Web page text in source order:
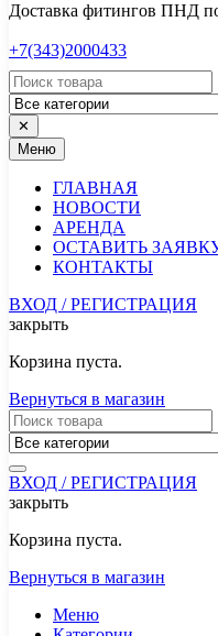
Доставка фитингов ПНД
+7(343)2000433
✕
Меню
ГЛАВНАЯ
НОВОСТИ
АРЕНДА
ОСТАВИТЬ
КОНТАКТЫ
ВХОД / РЕГИСТРАЦИЯ
закрыть
Корзина пуста.
Вернуться в магазин
ВХОД / РЕГИСТРАЦИЯ
закрыть
Корзина пуста.
Вернуться в магазин
Меню